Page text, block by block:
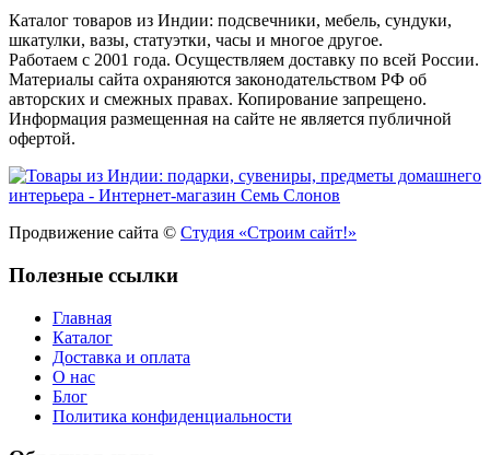
Каталог товаров из Индии: подсвечники, мебель, сундуки,
шкатулки, вазы, статуэтки, часы и многое другое.
Работаем с 2001 года. Осуществляем доставку по всей России.
Материалы сайта охраняются законодательством РФ об
авторских и смежных правах. Копирование запрещено.
Информация размещенная на сайте не является публичной
офертой.
Продвижение сайта © Студия «Строим сайт!»
Полезные ссылки
Главная
Каталог
Доставка и оплата
О нас
Блог
Политика конфиденциальности